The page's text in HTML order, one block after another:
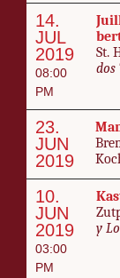
14.
JUL
2019
08:00
PM
St.
dos
23.
JUN
2019
10.
JUN
2019
03:00
PM
y